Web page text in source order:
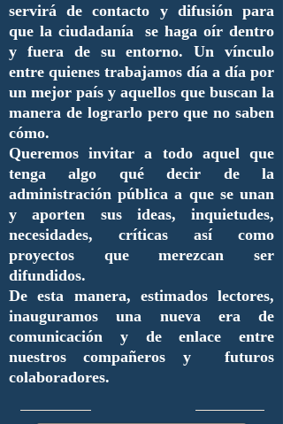
servirá de contacto y difusión para
que la ciudadanía se haga oír dentro
y fuera de su entorno. Un vínculo
entre quienes trabajamos día a día por
un mejor país y aquellos que buscan la
manera de lograrlo pero que no saben
cómo.
Queremos invitar a todo aquel que
tenga algo qué decir de la
administración pública a que se unan
y aporten sus ideas, inquietudes,
necesidades, críticas así como
proyectos que merezcan ser
difundidos.
De esta manera, estimados lectores,
inauguramos una nueva era de
comunicación y de enlace entre
nuestros compañeros y futuros
colaboradores.